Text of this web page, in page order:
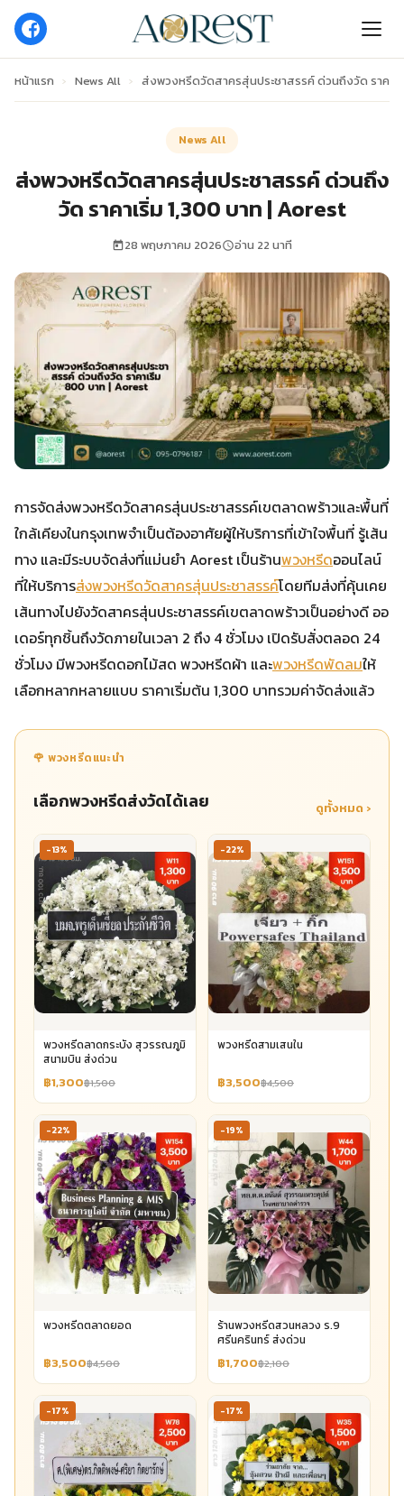
หน้าแรก › News All › ส่งพวงหรีดวัดสาครสุ่นประชาสรรค์ ด่วนถึงวัด ราคาเ
News All
ส่งพวงหรีดวัดสาครสุ่นประชาสรรค์ ด่วนถึง
วัด ราคาเริ่ม 1,300 บาท | Aorest
28 พฤษภาคม 2026 อ่าน 22 นาที
การจัดส่งพวงหรีดวัดสาครสุ่นประชาสรรค์เขตลาดพร้าวและพื้นที่
ใกล้เคียงในกรุงเทพจำเป็นต้องอาศัยผู้ให้บริการที่เข้าใจพื้นที่ รู้เส้น
ทาง และมีระบบจัดส่งที่แม่นยำ Aorest เป็นร้านพวงหรีดออนไลน์
ที่ให้บริการส่งพวงหรีดวัดสาครสุ่นประชาสรรค์โดยทีมส่งที่คุ้นเคย
เส้นทางไปยังวัดสาครสุ่นประชาสรรค์เขตลาดพร้าวเป็นอย่างดี ออ
เดอร์ทุกชิ้นถึงวัดภายในเวลา 2 ถึง 4 ชั่วโมง เปิดรับสั่งตลอด 24
ชั่วโมง มีพวงหรีดดอกไม้สด พวงหรีดผ้า และพวงหรีดพัดลมให้
เลือกหลากหลายแบบ ราคาเริ่มต้น 1,300 บาทรวมค่าจัดส่งแล้ว
🌹 พวงหรีดแนะนำ
เลือกพวงหรีดส่งวัดได้เลย ดูทั้งหมด ›
-13%
พวงหรีดลาดกระบัง สุวรรณภูมิ
สนามบิน ส่งด่วน
฿1,300฿1,500
-22%
พวงหรีดสามเสนใน
฿3,500฿4,500
-22%
พวงหรีดตลาดยอด
฿3,500฿4,500
-19%
ร้านพวงหรีดสวนหลวง ร.9
ศรีนครินทร์ ส่งด่วน
฿1,700฿2,100
-17% -17%